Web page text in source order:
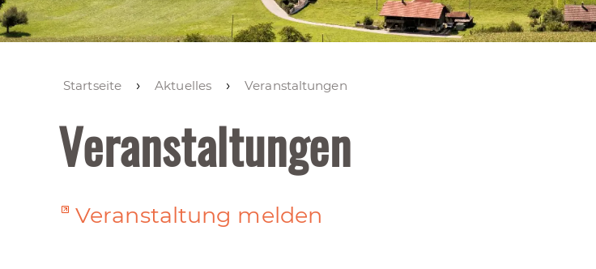
Startseite Aktuelles Veranstaltungen
Veranstaltungen
Veranstaltung melden